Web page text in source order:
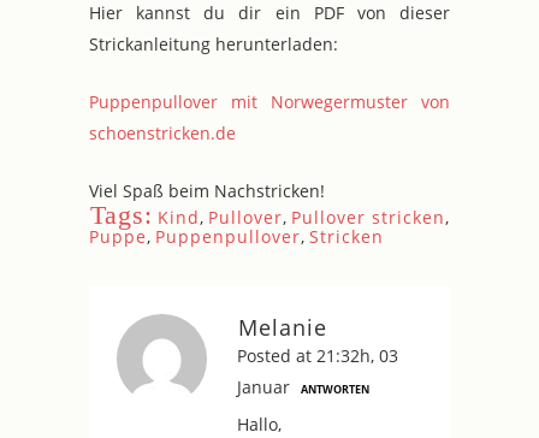
Hier kannst du dir ein PDF von dieser
Strickanleitung herunterladen:
Puppenpullover mit Norwegermuster von
schoenstricken.de
Viel Spaß beim Nachstricken!
Tags: Kind, Pullover, Pullover stricken,
Puppe, Puppenpullover, Stricken
Melanie
Posted at 21:32h, 03
Januar
ANTWORTEN
Hallo,